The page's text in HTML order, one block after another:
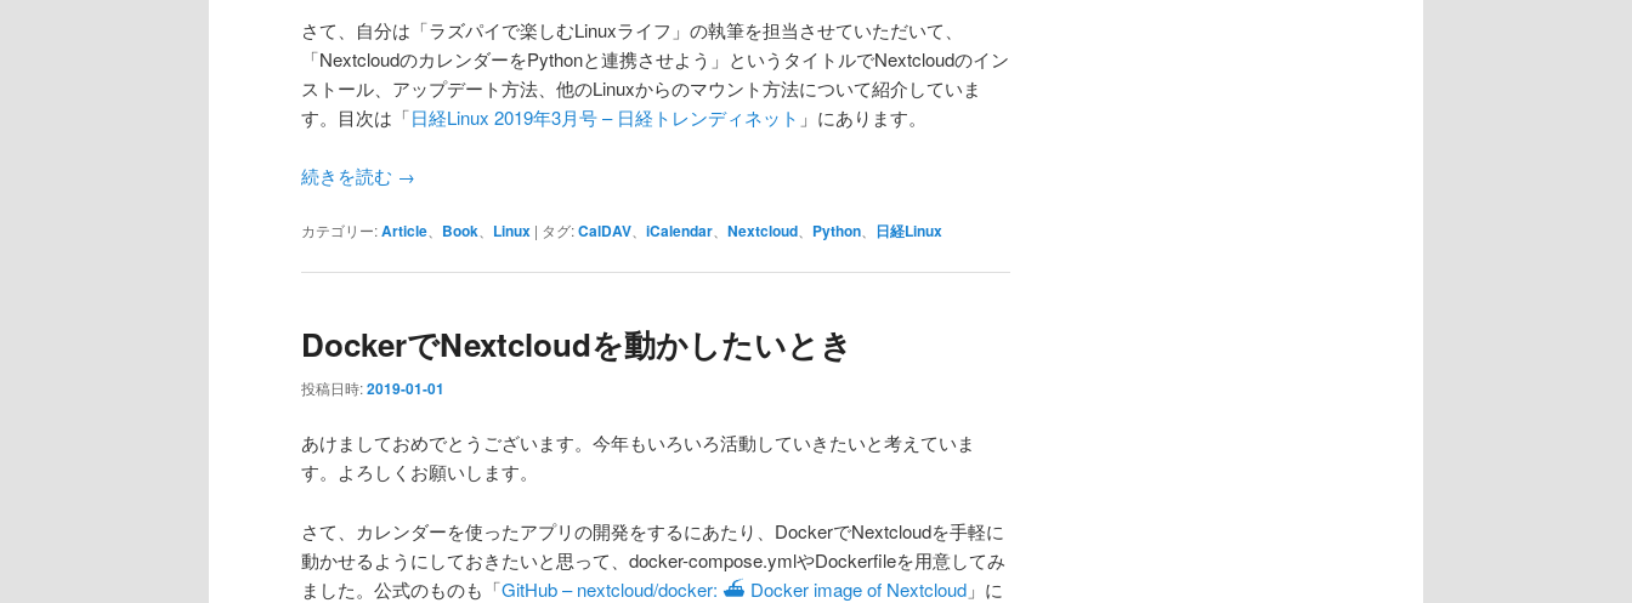
さて、自分は「ラズパイで楽しむLinuxライフ」の執筆を担当させていただいて、
「NextcloudのカレンダーをPythonと連携させよう」というタイトルでNextcloudのイン
ストール、アップデート方法、他のLinuxからのマウント方法について紹介していま
す。目次は「日経Linux 2019年3月号 – 日経トレンディネット 」にあります。
続きを読む →
カテゴリー:Article Book Linux | タグ:CalDAV iCalendar Nextcloud Python 日経Linux
DockerでNextcloudを動かしたいとき
投稿日時:2019-01-01
あけましておめでとうございます。今年もいろいろ活動していきたいと考えていま
す。よろしくお願いします。
さて、カレンダーを使ったアプリの開発をするにあたり、DockerでNextcloudを手軽に
動かせるようにしておきたいと思って、docker-compose.ymlやDockerfileを用意してみ
ました。公式のものも「GitHub – nextcloud/docker: ⛴ Docker image of Nextcloud 」に